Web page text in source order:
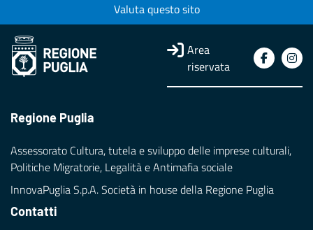
Valuta questo sito
Area
riservata
Regione Puglia
Assessorato Cultura, tutela e sviluppo delle imprese culturali,
Politiche Migratorie, Legalità e Antimafia sociale
InnovaPuglia S.p.A. Società in house della Regione Puglia
Contatti